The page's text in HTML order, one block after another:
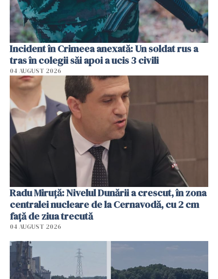
Incident în Crimeea anexată: Un soldat rus a
tras în colegii săi apoi a ucis 3 civili
04 AUGUST 2026
Radu Miruţă: Nivelul Dunării a crescut, în zona
centralei nucleare de la Cernavodă, cu 2 cm
faţă de ziua trecută
04 AUGUST 2026